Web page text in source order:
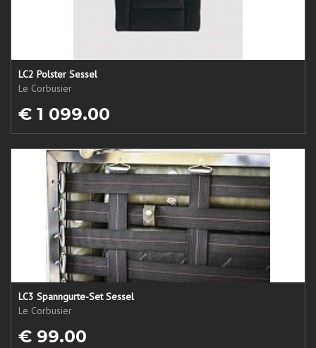
LC2 Polster Sessel
Le Corbusier
€ 1 099.00
LC3 Spanngurte-Set Sessel
Le Corbusier
€ 99.00